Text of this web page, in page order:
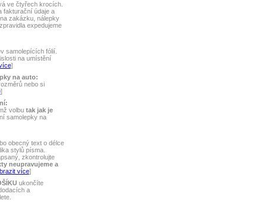
ve čtyřech krocích.
fakturační údaje a
zakázku, nálepky
expedujeme
samolepících fólií.
na umístění
]
na auto:
nebo si
]
volbu tak jak je
samolepky na
obecný text o délce
stylů písma.
zkontrolujte
neupravujeme a
více]
ukončíte
a